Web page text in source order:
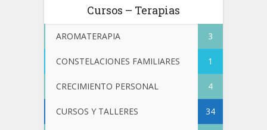
Cursos – Terapias
AROMATERAPIA 3
CONSTELACIONES FAMILIARES 1
CRECIMIENTO PERSONAL 4
CURSOS Y TALLERES 34